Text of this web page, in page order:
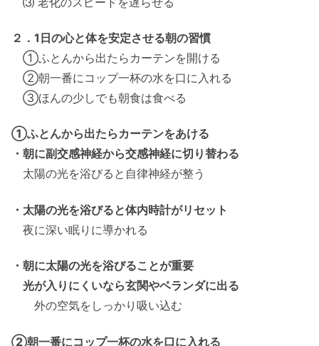
２．1日の心と体を安定させる朝の習慣
①ふとんから出たらカーテンを開ける
②朝一番にコップ一杯の水を口に入れる
③ほんの少しでも朝食は食べる
①ふとんから出たらカーテンをあける
・朝に副交感神経から交感神経に切り替わる
太陽の光を浴びると自律神経が整う
・太陽の光を浴びると体内時計がリセット
夜に深い眠りに導かれる
・朝に太陽の光を浴びることが重要
光が入りにくいなら玄関やベランダに出る
外の空気をしっかり吸い込む
②朝一番にコップ一杯の水を口に入れる